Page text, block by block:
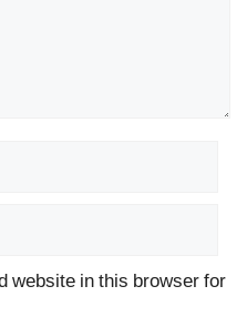
website in this browser for